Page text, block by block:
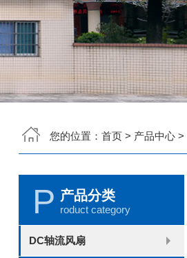
您的位置： 首页> 产品中心>
P 产品分类
roduct category
DC轴流风扇